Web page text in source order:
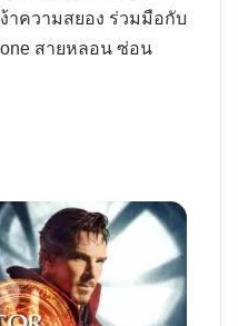
าความสยอง ร่วมมือกับ
สายหลอน ซ่อน